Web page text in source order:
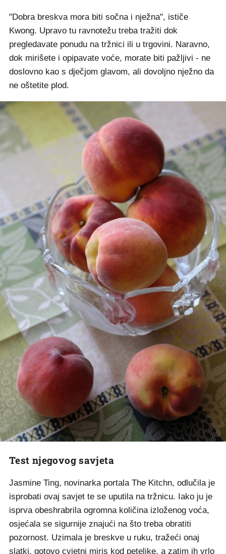
"Dobra breskva mora biti sočna i nježna", ističe
Kwong. Upravo tu ravnotežu treba tražiti dok
pregledavate ponudu na tržnici ili u trgovini. Naravno,
dok mirišete i opipavate voće, morate biti pažljivi - ne
doslovno kao s dječjom glavom, ali dovoljno nježno da
ne oštetite plod.
Test njegovog savjeta
Jasmine Ting, novinarka portala The Kitchn, odlučila je
isprobati ovaj savjet te se uputila na tržnicu. Iako ju je
isprva obeshrabrila ogromna količina izloženog voća,
osjećala se sigurnije znajući na što treba obratiti
pozornost. Uzimala je breskve u ruku, tražeći onaj
slatki, gotovo cvjetni miris kod peteljke, a zatim ih vrlo